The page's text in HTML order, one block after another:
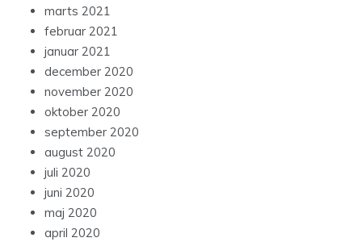
marts 2021
februar 2021
januar 2021
december 2020
november 2020
oktober 2020
september 2020
august 2020
juli 2020
juni 2020
maj 2020
april 2020